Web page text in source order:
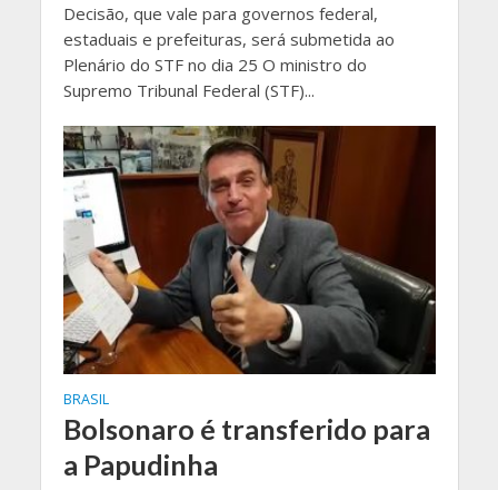
Decisão, que vale para governos federal,
estaduais e prefeituras, será submetida ao
Plenário do STF no dia 25 O ministro do
Supremo Tribunal Federal (STF)...
BRASIL
Bolsonaro é transferido para
a Papudinha